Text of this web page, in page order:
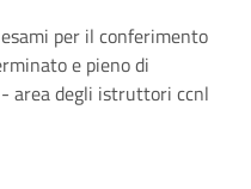
per il conferimento
e pieno di
area degli istruttori ccnl